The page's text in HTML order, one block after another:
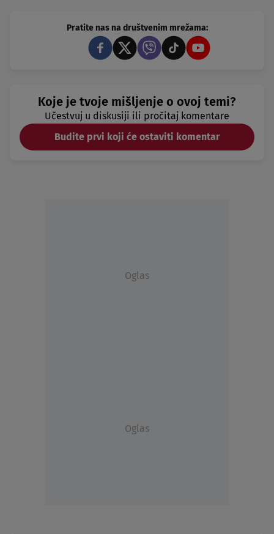
Pratite nas na društvenim mrežama:
Koje je tvoje mišljenje o ovoj temi?
Učestvuj u diskusiji ili pročitaj komentare
Budite prvi koji će ostaviti komentar
Oglas
Oglas